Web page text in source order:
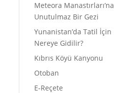
Meteora Manastırları’na
Unutulmaz Bir Gezi
Yunanistan’da Tatil İçin
Nereye Gidilir?
Kıbrıs Köyü Kanyonu
Otoban
E-Reçete